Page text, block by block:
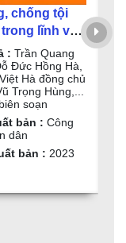
chống tội
lĩnh vực
cao :
khảo /
Hiển,
Hồng Hà,
Việt Hà đồng
; Vũ Trọng
al] biên
: Trần Quang
Đức Hồng Hà,
Hà đồng chủ
Trọng Hùng,...
soạn
bản : Công
dân
bản : 2023